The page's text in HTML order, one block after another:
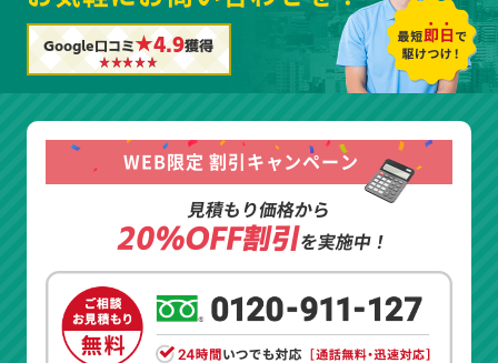
Google口コミ★4.9獲得
WEB限定 割引キャンペーン
見積もり価格から
20%OFF割引を実施中！